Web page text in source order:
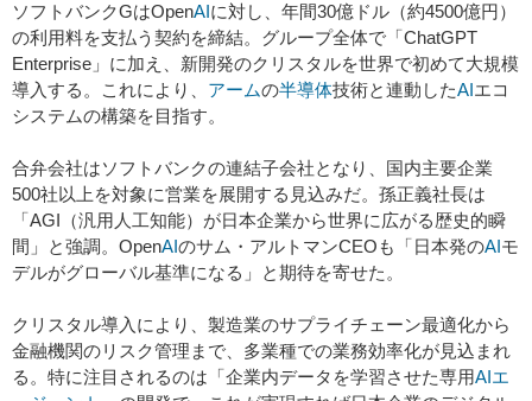
ソフトバンクGはOpenAIに対し、年間30億ドル（約4500億円）
の利用料を支払う契約を締結。グループ全体で「ChatGPT
Enterprise」に加え、新開発のクリスタルを世界で初めて大規模
導入する。これにより、 アームの半導体技術と連動したAIエコ
システムの構築を目指す。
合弁会社はソフトバンクの連結子会社となり、国内主要企業
500社以上を対象に営業を展開する見込みだ。孫正義社長は
「AGI（汎用人工知能）が日本企業から世界に広がる歴史的瞬
間」と強調。OpenAIのサム・アルトマンCEOも「日本発のAIモ
デルがグローバル基準になる」と期待を寄せた。
クリスタル導入により、製造業のサプライチェーン最適化から
金融機関のリスク管理まで、多業種での業務効率化が見込まれ
る。特に注目されるのは「企業内データを学習させた専用AIエ